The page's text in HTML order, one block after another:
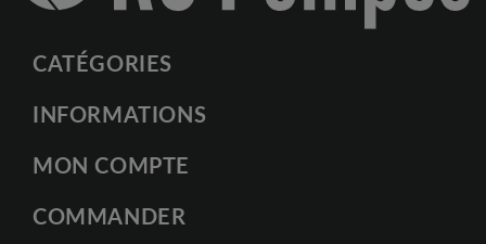
CATÉGORIES
INFORMATIONS
MON COMPTE
COMMANDER